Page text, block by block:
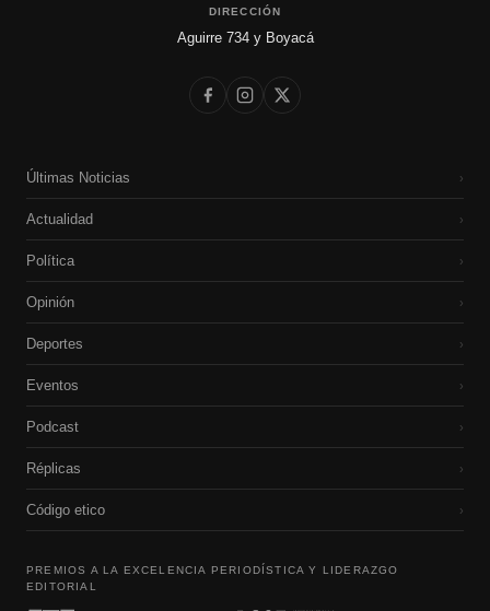
DIRECCIÓN
Aguirre 734 y Boyacá
Últimas Noticias ›
Actualidad ›
Política ›
Opinión ›
Deportes ›
Eventos ›
Podcast ›
Réplicas ›
Código etico ›
PREMIOS A LA EXCELENCIA PERIODÍSTICA Y LIDERAZGO
EDITORIAL